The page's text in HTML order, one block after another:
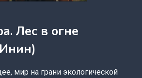
Лес в огне
мир на грани экологической